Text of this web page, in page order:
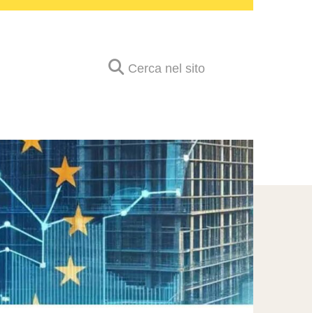
Cerca nel sito